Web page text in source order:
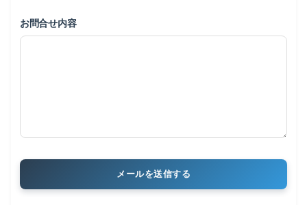
お問合せ内容